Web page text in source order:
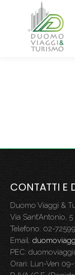
CONTATTI E
Duomo Viaggi &
Via Sant’Antonio,
Telefono: 02-
Email:
PEC:
Orari: Lun-Ven